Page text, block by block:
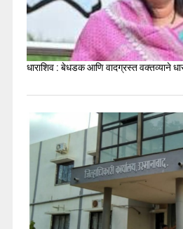
धाराशिव : बेधडक आणि वादग्रस्त वक्तव्याने